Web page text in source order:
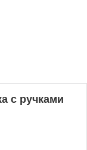
с ручками